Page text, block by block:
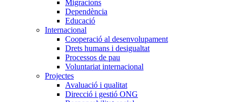
Migracions
Dependència
Educació
Internacional
Cooperació al desenvolupament
Drets humans i desigualtat
Processos de pau
Voluntariat internacional
Projectes
Avaluació i qualitat
Direcció i gestió ONG